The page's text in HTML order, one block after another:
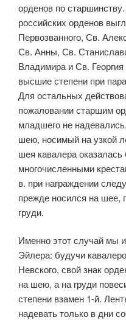
орденов по
российских орденов
Первозванного, Св.
Св. Анны, Св.
Владимира и Св.
высшие степени при
Для остальных
пожаловании старшим
младшего не
шею, носимый на узкой
шея кавалера
многочисленными
в. при награждении
прежде носился на шее,
груди.
Именно этот случай мы
Эйлера: будучи
Невского, свой знак
на шею, а на груди
степени взамен 1-й.
надевать только в дни